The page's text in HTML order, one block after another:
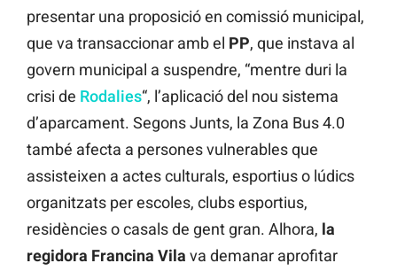
presentar una proposició en comissió municipal,
que va transaccionar amb el PP, que instava al
govern municipal a suspendre, “mentre duri la
crisi de Rodalies“, l’aplicació del nou sistema
d’aparcament. Segons Junts, la Zona Bus 4.0
també afecta a persones vulnerables que
assisteixen a actes culturals, esportius o lúdics
organitzats per escoles, clubs esportius,
residències o casals de gent gran. Alhora, la
regidora Francina Vila va demanar aprofitar